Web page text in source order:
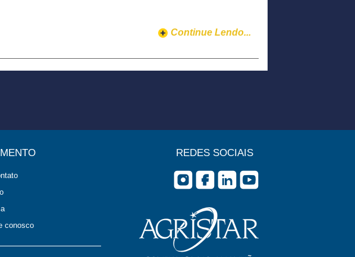
Continue Lendo...
conosco
REDES SOCIAIS